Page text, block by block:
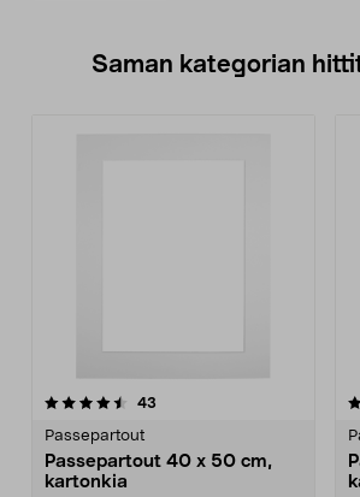
Saman kategorian
43
Passepartout
Passepartout 40 x 50 cm,
kartonkia
4.5 viidestä